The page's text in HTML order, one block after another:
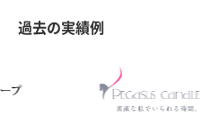
過去の実績例